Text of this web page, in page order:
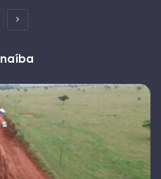
Próxima